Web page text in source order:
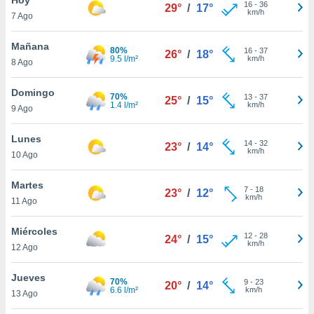
en
más
nuestra
de
cookies
aceptar
7 Ago
29° / 17° 16- 36
km/h
Mañana
8 Ago
80%
9.5 l/m²
26° / 18° 16- 37
km/h
Domingo
9 Ago
70%
1.4 l/m²
25° / 15° 13- 37
km/h
Lunes
10 Ago
23° / 14° 14- 32
km/h
Martes
11 Ago
23° / 12° 7- 18
km/h
Miércoles
12 Ago
24° / 15° 12- 28
km/h
Jueves
13 Ago
70%
6.6 l/m²
20° / 14° 9- 23
km/h